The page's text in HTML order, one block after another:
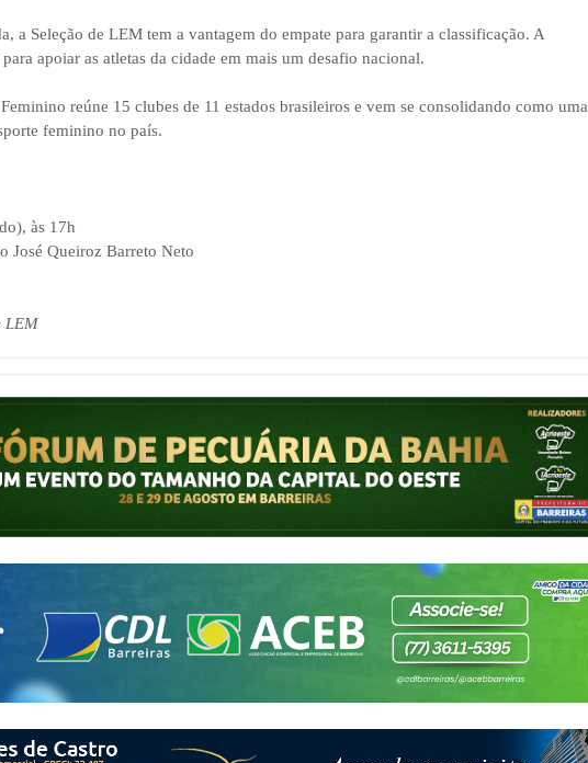
a Seleção de LEM tem a vantagem do empate para garantir a classificação. A
apoiar as atletas da cidade em mais um desafio nacional.
reúne 15 clubes de 11 estados brasileiros e vem se consolidando como uma
feminino no país.
às 17h
José Queiroz Barreto Neto
LEM